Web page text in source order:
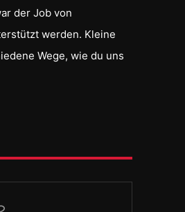
der Job von
werden. Kleine
Wege, wie du uns